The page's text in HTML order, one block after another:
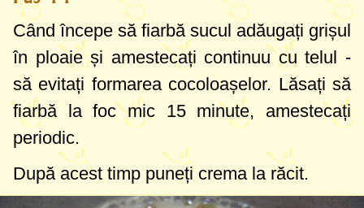
Când începe să fiarbă sucul adăugați grișul
în ploaie și amestecați continuu cu telul -
să evitați formarea cocoloașelor. Lăsați să
fiarbă la foc mic 15 minute, amestecați
periodic.
După acest timp puneți crema la răcit.